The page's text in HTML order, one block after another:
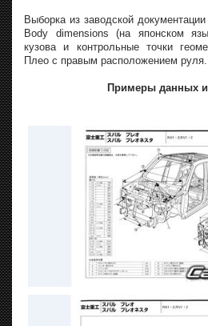
Выборка из заводской
Body dimensions (на японском
кузова и контрольные точки
Плео с правым расположением руля.
Примеры данных